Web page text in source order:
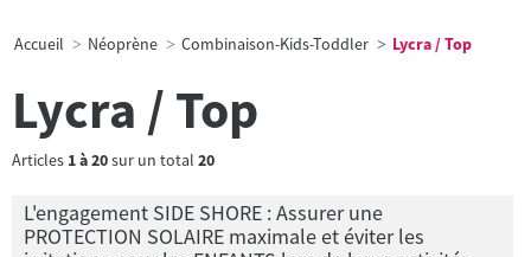
Accueil Néoprène Combinaison-Kids-Toddler Lycra / Top
Lycra / Top
Articles 1à20sur un total 20
L'engagement SIDE SHORE : Assurer une
PROTECTION SOLAIRE maximale et éviter les